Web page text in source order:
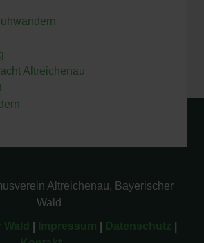
Altreichenau
Altreichenau, Bayerischer
Wald
Impressum Datenschutz